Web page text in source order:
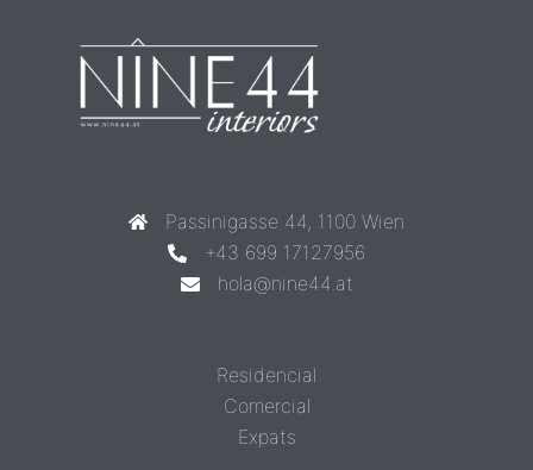
Passinigasse 44, 1100 Wien
+43 699 17127956
hola@nine44.at
Residencial
Comercial
Expats